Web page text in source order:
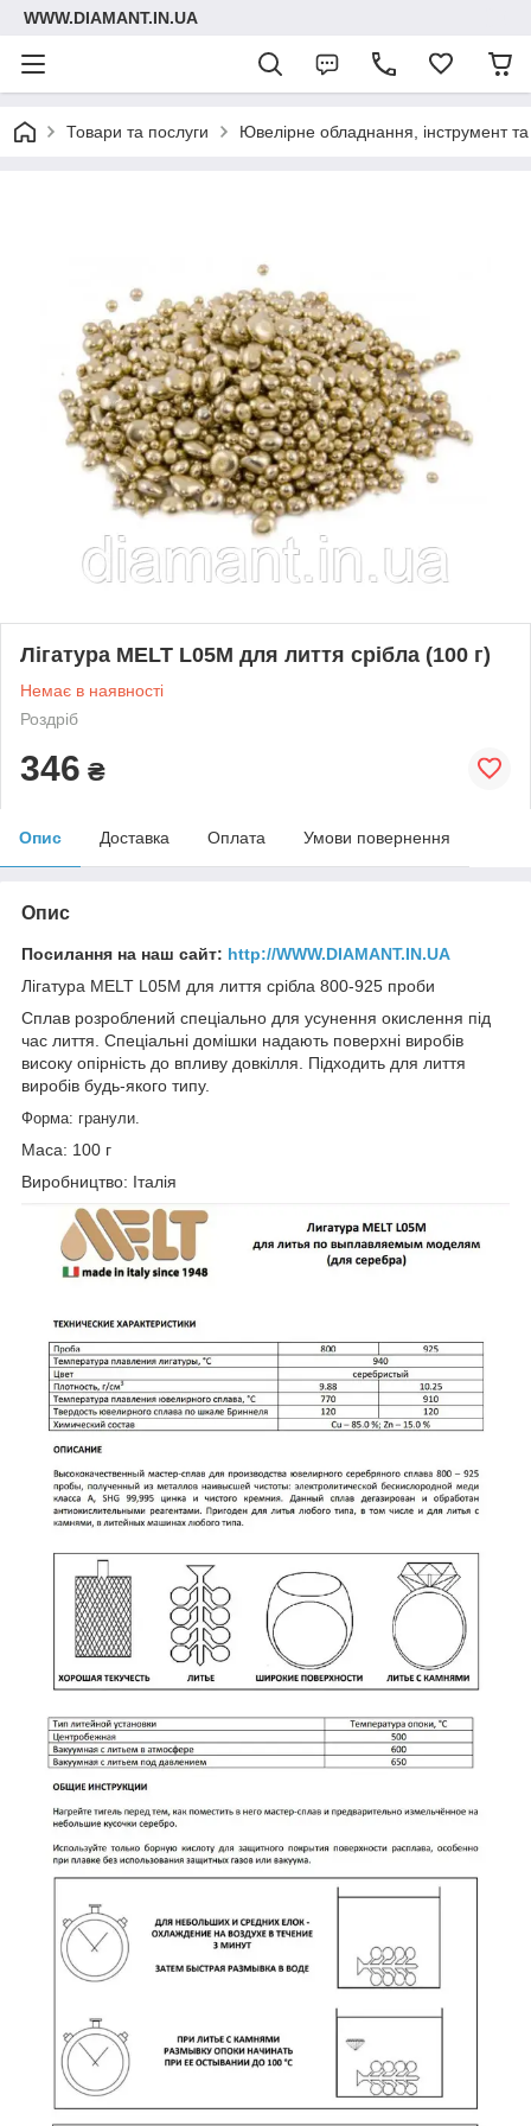
WWW.DIAMANT.IN.UA
Товари та послуги Ювелірне обладнання, інструмент та
Лігатура MELT L05M для лиття срібла (100 г)
Немає в наявності
Роздріб
346 ₴
Опис Доставка Оплата Умови повернення
Опис
Посилання на наш сайт: http://WWW.DIAMANT.IN.UA
Лігатура MELT L05M для лиття срібла 800-925 проби
Сплав розроблений спеціально для усунення окислення під
час лиття. Спеціальні домішки надають поверхні виробів
високу опірність до впливу довкілля. Підходить для лиття
виробів будь-якого типу.
Форма: гранули.
Маса: 100 г
Виробництво: Італія